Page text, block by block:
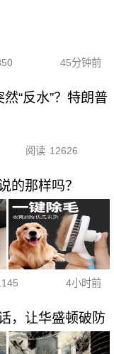
45分钟前
“反水”？特朗普
阅读 12626
的那样吗？
4小时前
，让华盛顿破防